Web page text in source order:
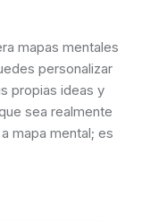
mapas mentales
personalizar
propias ideas y
sea realmente
mapa mental; es